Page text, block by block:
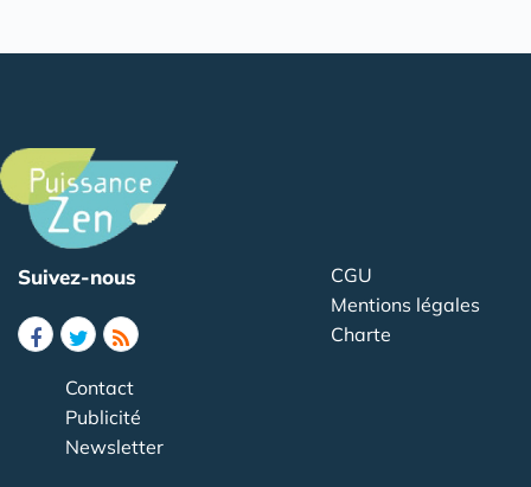
Suivez-nous
CGU
Mentions légales
Charte
Contact
Publicité
Newsletter